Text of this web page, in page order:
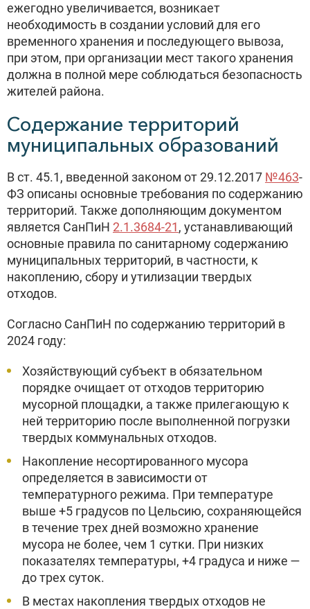
ежегодно увеличивается, возникает
необходимость в создании условий для его
временного хранения и последующего вывоза,
при этом, при организации мест такого хранения
должна в полной мере соблюдаться безопасность
жителей района.
Содержание территорий
муниципальных образований
В ст. 45.1, введенной законом от 29.12.2017 №463-
ФЗ описаны основные требования по содержанию
территорий. Также дополняющим документом
является СанПиН 2.1.3684-21, устанавливающий
основные правила по санитарному содержанию
муниципальных территорий, в частности, к
накоплению, сбору и утилизации твердых
отходов.
Согласно СанПиН по содержанию территорий в
2024 году:
Хозяйствующий субъект в обязательном
порядке очищает от отходов территорию
мусорной площадки, а также прилегающую к
ней территорию после выполненной погрузки
твердых коммунальных отходов.
Накопление несортированного мусора
определяется в зависимости от
температурного режима. При температуре
выше +5 градусов по Цельсию, сохраняющейся
в течение трех дней возможно хранение
мусора не более, чем 1 сутки. При низких
показателях температуры, +4 градуса и ниже —
до трех суток.
В местах накопления твердых отходов не